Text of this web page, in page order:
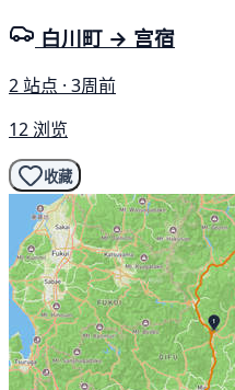
白川町 → 宫宿
2 站点 · 3周前
12 浏览
收藏